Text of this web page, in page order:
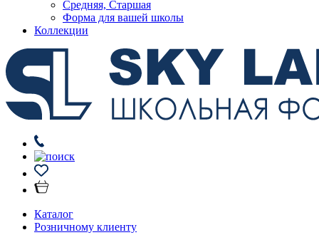
Средняя, Старшая
Форма для вашей школы
Коллекции
Каталог
Розничному клиенту